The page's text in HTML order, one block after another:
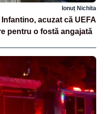
Ionuț Nichita
acuzat că UEFA
pentru o fostă angajată